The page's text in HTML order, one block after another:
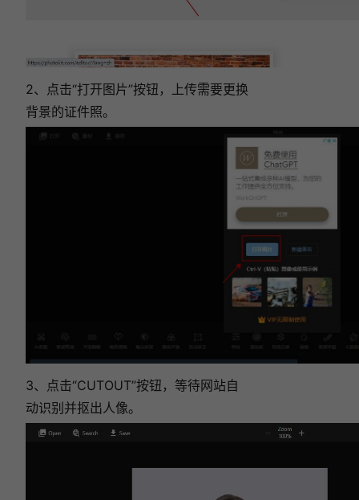
2、点击“打开图片”按钮，上传需要更换
背景的证件照。
3、点击“CUTOUT”按钮，等待网站自
动识别并抠出人像。